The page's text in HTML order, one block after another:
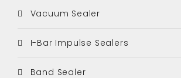
Vacuum Sealer
I-Bar Impulse Sealers
Band Sealer